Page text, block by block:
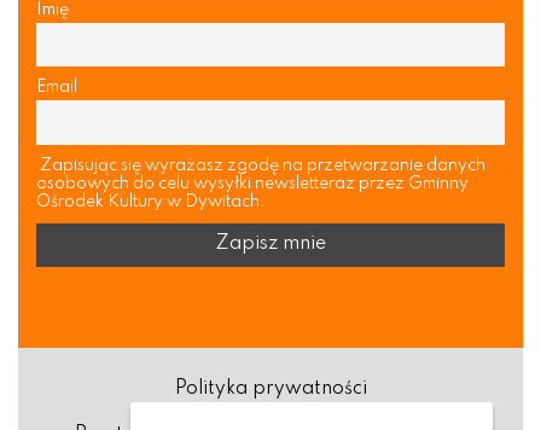
Imię
Email
Zapisując się wyrażasz zgodę na przetwarzanie danych
osobowych do celu wysyłki newsletteraz przez Gminny
Ośrodek Kultury w Dywitach.
Polityka prywatności